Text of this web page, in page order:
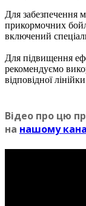
Для забезпечення
прикормочних
включений
Для підвищення
рекомендуємо
відповідної
Вiдео про цю
на нашому